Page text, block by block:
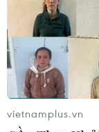
vietnamplus.vn